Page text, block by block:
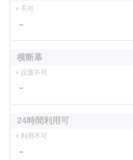
× 不可
－
横断幕
× 設置不可
－
24時間利用可
× 利用不可
－